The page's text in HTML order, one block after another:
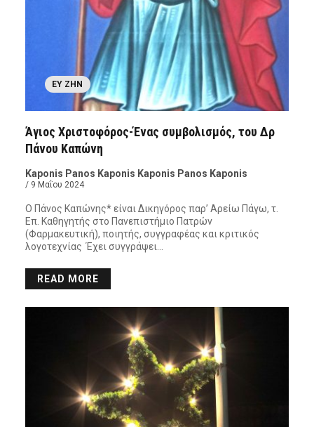
ΕΥ ΖΗΝ
Άγιος Χριστοφόρος-Ένας συμβολισμός, του Δρ
Πάνου Καπώνη
Kaponis Panos Kaponis Kaponis Panos Kaponis
/ 9 Μαΐου 2024
Ο Πάνος Καπώνης* είναι Δικηγόρος παρ’ Αρείω Πάγω, τ.
Επ. Καθηγητής στο Πανεπιστήμιο Πατρών
(Φαρμακευτική), ποιητής, συγγραφέας και κριτικός
λογοτεχνίας Έχει συγγράψει…
READ MORE